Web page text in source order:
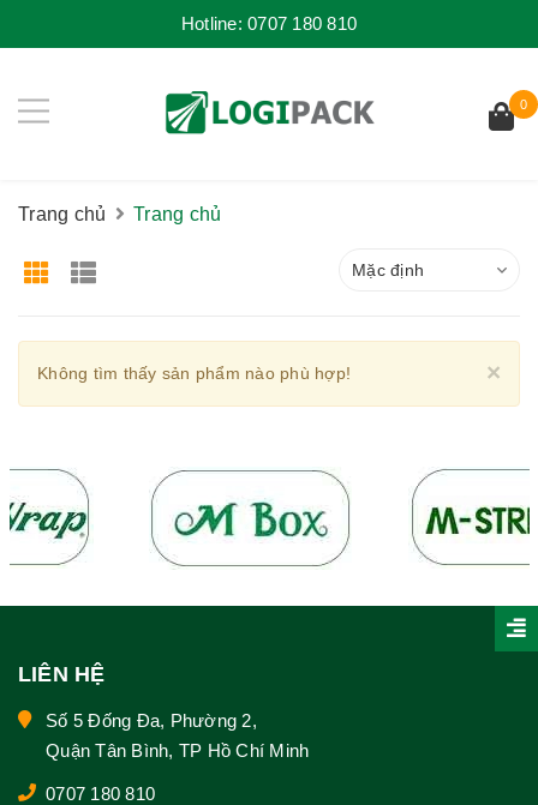
Hotline:0707 180 810
0
Trang chủ Trang chủ
Mặc định
×
Không tìm thấy sản phẩm nào phù hợp!
LIÊN HỆ
Số 5 Đống Đa, Phường 2,
Quận Tân Bình, TP Hồ Chí Minh
0707 180 810